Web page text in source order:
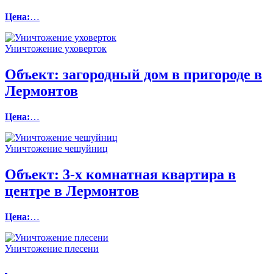
Цена:…
Уничтожение уховерток
Объект: загородный дом в пригороде в
Лермонтов
Цена:…
Уничтожение чешуйниц
Объект: 3-х комнатная квартира в
центре в Лермонтов
Цена:…
Уничтожение плесени